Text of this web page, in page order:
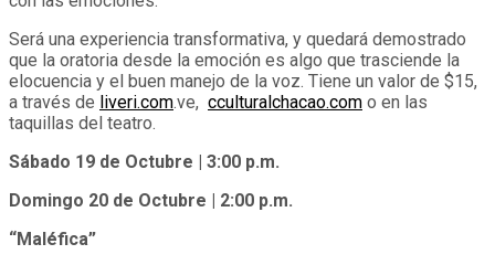
Será una experiencia transformativa, y quedará demostrado
que la oratoria desde la emoción es algo que trasciende la
elocuencia y el buen manejo de la voz. Tiene un valor de $15,
a través de liveri.com.ve, cculturalchacao.com o en las
taquillas del teatro.
Sábado 19 de Octubre | 3:00 p.m.
Domingo 20 de Octubre | 2:00 p.m.
“Maléfica”